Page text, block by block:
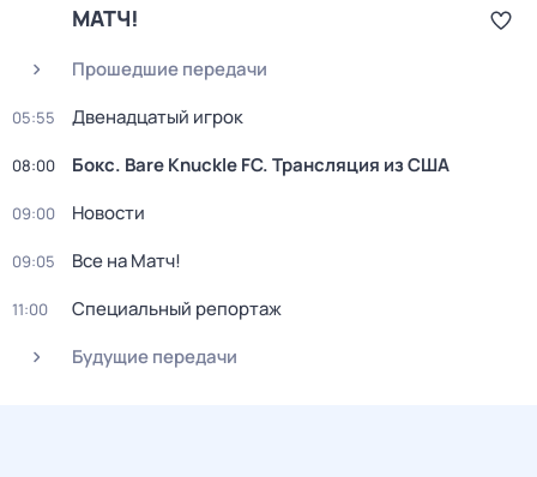
МАТЧ!
Прошедшие передачи
05:55 Двенадцатый игрок
08:00 Бокс. Bare Knuckle FC. Трансляция из США
09:00 Новости
09:05 Все на Матч!
11:00
Специальный репортаж
Будущие передачи